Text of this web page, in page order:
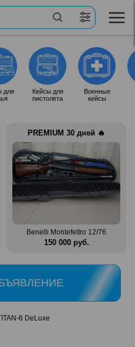
для
Кейсы для
пистолета
Военные
кейсы
PREMIUM 30 дней 🔥
Benelli Montefeltro 12/76
150 000 руб.
6 DeLuxe